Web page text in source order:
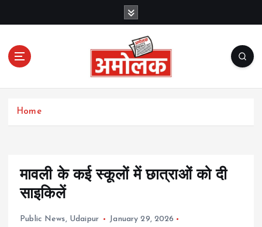
c
Amolak News
Home
मावली के कई स्कूलों में छात्राओं को दी
साइकिलें
Public News, Udaipur
January 29, 2026